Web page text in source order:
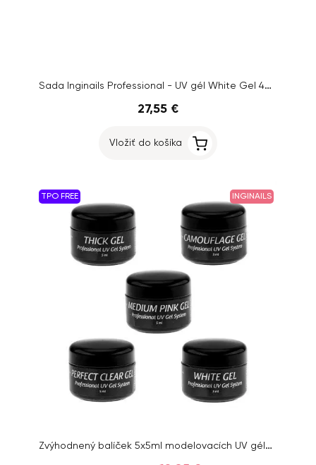
Sada Inginails Professional - UV gél White Gel 40ml + UV gél Base Thin Gel 10ml
27,55 €
Vložiť do košíka
TPO FREE INGINAILS
Zvýhodnený balíček 5x5ml modelovacích UV gélov Inginails Professional